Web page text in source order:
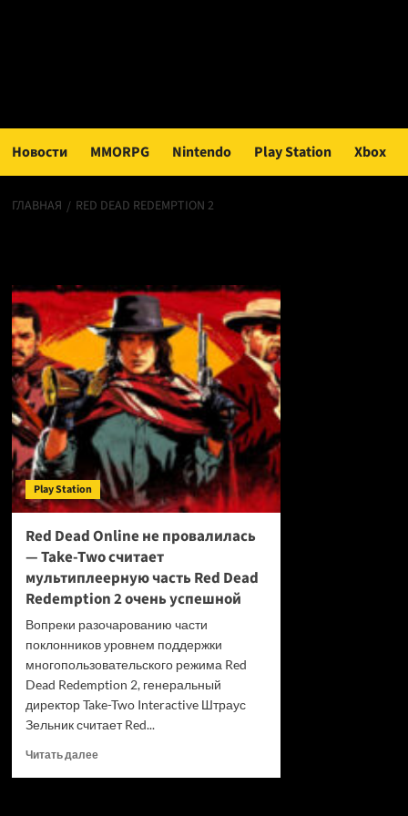
Новости MMORPG Nintendo Play Station Xbox
ГЛАВНАЯ RED DEAD REDEMPTION 2
Play Station
Red Dead Online не провалилась
— Take-Two считает
мультиплеерную часть Red Dead
Redemption 2 очень успешной
Вопреки разочарованию части
поклонников уровнем поддержки
многопользовательского режима Red
Dead Redemption 2, генеральный
директор Take-Two Interactive Штраус
Зельник считает Red...
Читать далееПрочитать